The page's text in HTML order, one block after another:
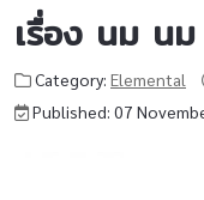
เรื่อง นม นม
Category: Elemental
Published: 07